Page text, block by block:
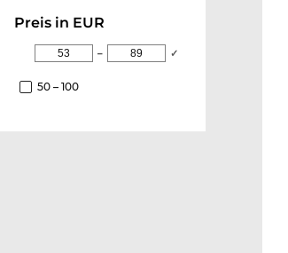
Preis in EUR
– ✓
50 – 100